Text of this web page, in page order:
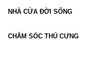
NHÀ CỬA ĐỜI SỐNG
CHĂM SÓC THÚ CƯNG